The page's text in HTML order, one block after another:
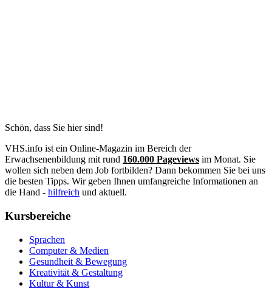
Schön, dass Sie hier sind!
VHS.info ist ein Online-Magazin im Bereich der
Erwachsenenbildung mit rund 160.000 Pageviews im Monat. Sie
wollen sich neben dem Job fortbilden? Dann bekommen Sie bei uns
die besten Tipps. Wir geben Ihnen umfangreiche Informationen an
die Hand - hilfreich und aktuell.
Kursbereiche
Sprachen
Computer & Medien
Gesundheit & Bewegung
Kreativität & Gestaltung
Kultur & Kunst